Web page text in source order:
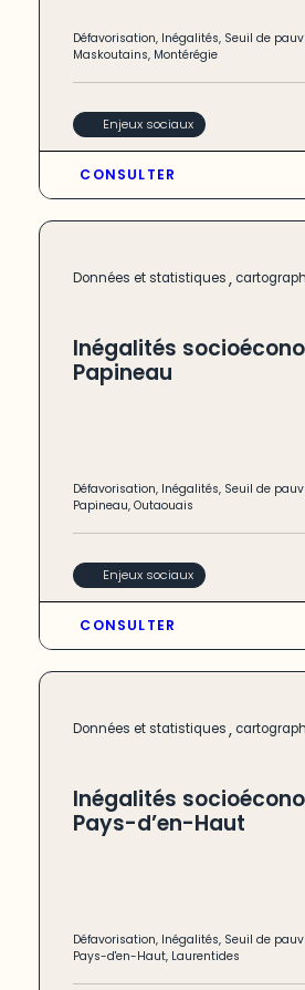
Défavorisation, Inégalités, Seuil de
Maskoutains, Montérégie
Enjeux sociaux
CONSULTER
Données et statistiques,
Inégalités
Papineau
Défavorisation, Inégalités, Seuil de
Papineau,Outaouais
Enjeux sociaux
CONSULTER
Données et statistiques,
Inégalités
Pays-d’en-Haut
Défavorisation, Inégalités, Seuil de
Pays-d'en-Haut, Laurentides